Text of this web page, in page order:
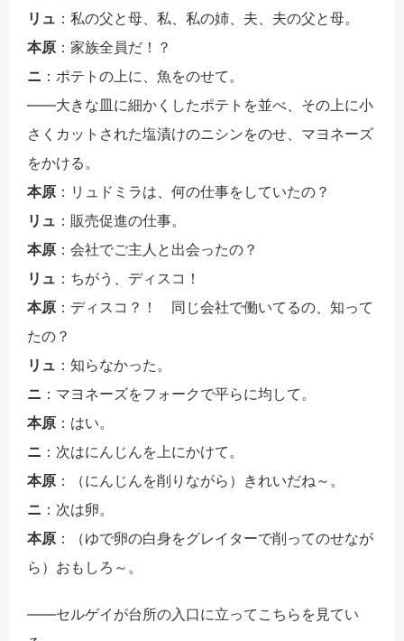
リュ ：私の父と母、私、私の姉、夫、夫の父と母。
本原 ：家族全員だ！？
ニ ：ポテトの上に、魚をのせて。
――大きな皿に細かくしたポテトを並べ、その上に小
さくカットされた塩漬けのニシンをのせ、マヨネーズ
をかける。
本原 ：リュドミラは、何の仕事をしていたの？
リュ ：販売促進の仕事。
本原 ：会社でご主人と出会ったの？
リュ ：ちがう、ディスコ！
本原 ：ディスコ？！ 同じ会社で働いてるの、知って
たの？
リュ ：知らなかった。
ニ ：マヨネーズをフォークで平らに均して。
本原 ：はい。
ニ ：次はにんじんを上にかけて。
本原 ：（にんじんを削りながら）きれいだね～。
ニ ：次は卵。
本原 ：（ゆで卵の白身をグレイターで削ってのせなが
ら）おもしろ～。
――セルゲイが台所の入口に立ってこちらを見てい